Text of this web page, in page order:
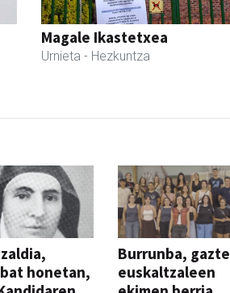
Magale Ikastetxea
Urnieta - Hezkuntza
honetan,
Burrunba, gazte
euskaltzaleen